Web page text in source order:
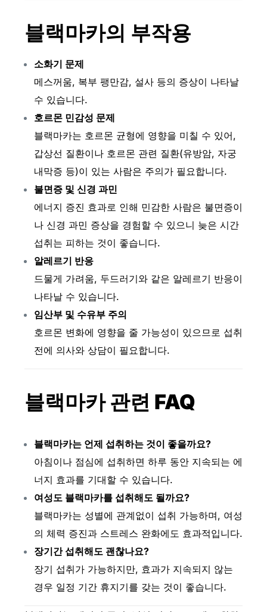
블랙마카의 부작용
소화기 문제
메스꺼움, 복부 팽만감, 설사 등의 증상이 나타날
수 있습니다.
호르몬 민감성 문제
블랙마카는 호르몬 균형에 영향을 미칠 수 있어,
갑상선 질환이나 호르몬 관련 질환(유방암, 자궁
내막증 등)이 있는 사람은 주의가 필요합니다.
불면증 및 신경 과민
에너지 증진 효과로 인해 민감한 사람은 불면증이
나 신경 과민 증상을 경험할 수 있으니 늦은 시간
섭취는 피하는 것이 좋습니다.
알레르기 반응
드물게 가려움, 두드러기와 같은 알레르기 반응이
나타날 수 있습니다.
임산부 및 수유부 주의
호르몬 변화에 영향을 줄 가능성이 있으므로 섭취
전에 의사와 상담이 필요합니다.
블랙마카 관련 FAQ
블랙마카는 언제 섭취하는 것이 좋을까요?
아침이나 점심에 섭취하면 하루 동안 지속되는 에
너지 효과를 기대할 수 있습니다.
여성도 블랙마카를 섭취해도 될까요?
블랙마카는 성별에 관계없이 섭취 가능하며, 여성
의 체력 증진과 스트레스 완화에도 효과적입니다.
장기간 섭취해도 괜찮나요?
장기 섭취가 가능하지만, 효과가 지속되지 않는
경우 일정 기간 휴지기를 갖는 것이 좋습니다.